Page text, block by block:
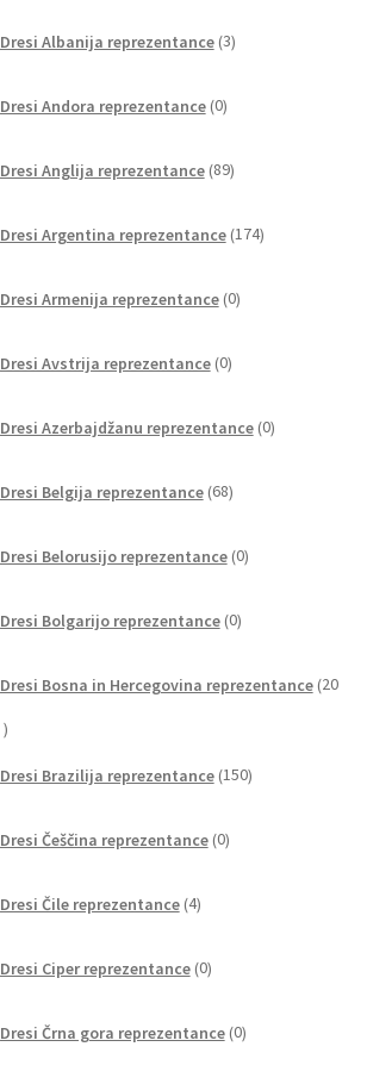
Dresi Albanija reprezentance 3izdelki
Dresi Andora reprezentance 0izdelkov
Dresi Anglija reprezentance 89izdelkov
Dresi Argentina reprezentance 174izdelkov
Dresi Armenija reprezentance 0izdelkov
Dresi Avstrija reprezentance 0izdelkov
Dresi Azerbajdžanu reprezentance 0izdelkov
Dresi Belgija reprezentance 68izdelkov
Dresi Belorusijo reprezentance 0izdelkov
Dresi Bolgarijo reprezentance 0izdelkov
Dresi Bosna in Hercegovina reprezentance 20
20
Dresi Brazilija reprezentance 150izdelkov
Dresi Češčina reprezentance 0izdelkov
Dresi Čile reprezentance 4izdelki
Dresi Ciper reprezentance 0izdelkov
Dresi Črna gora reprezentance 0izdelkov